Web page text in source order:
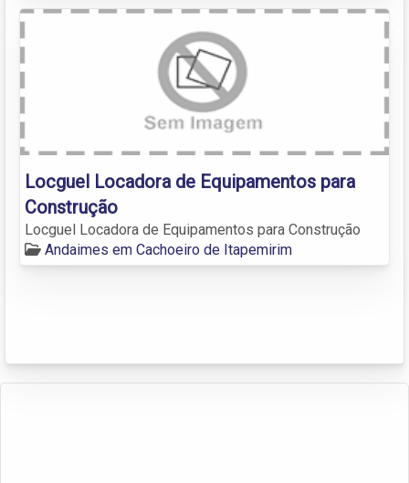
Locguel Locadora de Equipamentos para
Construção
Locguel Locadora de Equipamentos para Construção
Andaimes em Cachoeiro de Itapemirim